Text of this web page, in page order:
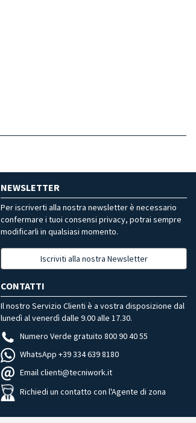
NEWSLETTER
Per iscriverti alla nostra newsletter è necessario
confermare i tuoi consensi privacy, potrai sempre
modificarli in qualsiasi momento.
Iscriviti alla nostra Newsletter
CONTATTI
Il nostro Servizio Clienti è a vostra disposizione dal
lunedì al venerdì dalle 9.00 alle 17.30.
Numero Verde gratuito 800 90 40 55
WhatsApp +39 334 639 8180
Email clienti@tecniwork.it
Richiedi un contatto con l'Agente di zona